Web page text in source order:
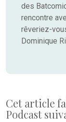
des
rencontre
rêveriez-
Dominique
Cet article
Podcast